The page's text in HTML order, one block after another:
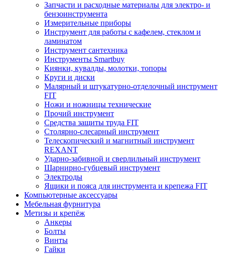
Запчасти и расходные материалы для электро- и
бензоинструмента
Измерительные приборы
Инструмент для работы с кафелем, стеклом и
ламинатом
Инструмент сантехника
Инструменты Smartbuy
Киянки, кувалды, молотки, топоры
Круги и диски
Малярный и штукатурно-отделочный инструмент
FIT
Ножи и ножницы технические
Прочий инструмент
Средства защиты труда FIT
Столярно-слесарный инструмент
Телескопический и магнитный инструмент
REXANT
Ударно-забивной и сверлильный инструмент
Шарнирно-губцевый инструмент
Электроды
Ящики и пояса для инструмента и крепежа FIT
Компьютерные аксессуары
Мебельная фурнитура
Метизы и крепёж
Анкеры
Болты
Винты
Гайки